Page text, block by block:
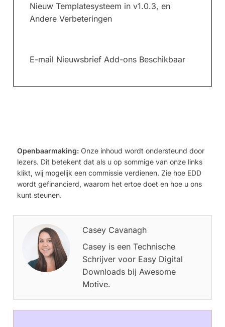
Nieuw Templatesysteem in v1.0.3, en
Andere Verbeteringen
E-mail Nieuwsbrief Add-ons Beschikbaar
Openbaarmaking: Onze inhoud wordt ondersteund door
lezers. Dit betekent dat als u op sommige van onze links
klikt, wij mogelijk een commissie verdienen. Zie hoe EDD
wordt gefinancierd, waarom het ertoe doet en hoe u ons
kunt steunen.
Casey Cavanagh
Casey is een Technische
Schrijver voor Easy Digital
Downloads bij Awesome
Motive.